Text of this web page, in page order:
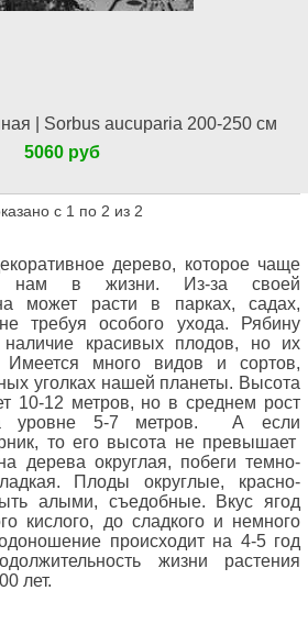
| Sorbus aucuparia 200-250 см
5060 руб
с 1 по 2 из 2
дерево, которое чаще
нам в жизни. Из-за своей
может расти в парках, садах,
требуя особого ухода. Рябину
наличие красивых плодов, но их
Имеется много видов и сортов,
уголках нашей планеты. Высота
10-12 метров, но в среднем рост
уровне 5-7 метров.
А если
то его высота не превышает
дерева округлая, побеги темно-
Плоды округлые, красно-
алыми, съедобные. Вкус ягод
кислого, до сладкого и немного
происходит на 4-5 год
жизни растения
лет.